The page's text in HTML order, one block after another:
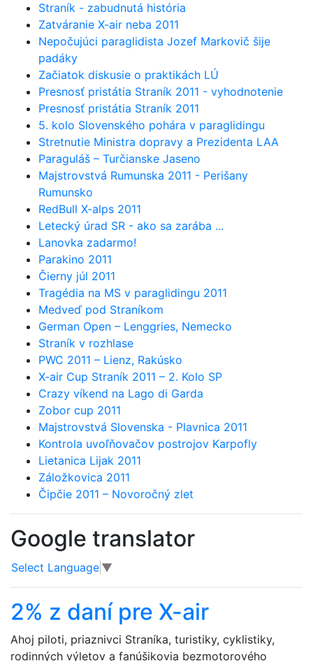
Straník - zabudnutá história
Zatváranie X-air neba 2011
Nepočujúci paraglidista Jozef Markovič šije
padáky
Začiatok diskusie o praktikách LÚ
Presnosť pristátia Straník 2011 - vyhodnotenie
Presnosť pristátia Straník 2011
5. kolo Slovenského pohára v paraglidingu
Stretnutie Ministra dopravy a Prezidenta LAA
Paraguláš – Turčianske Jaseno
Majstrovstvá Rumunska 2011 - Perišany
Rumunsko
RedBull X-alps 2011
Letecký úrad SR - ako sa zarába ...
Lanovka zadarmo!
Parakino 2011
Čierny júl 2011
Tragédia na MS v paraglidingu 2011
Medveď pod Straníkom
German Open – Lenggries, Nemecko
Straník v rozhlase
PWC 2011 – Lienz, Rakúsko
X-air Cup Straník 2011 – 2. Kolo SP
Crazy víkend na Lago di Garda
Zobor cup 2011
Majstrovstvá Slovenska - Plavnica 2011
Kontrola uvoľňovačov postrojov Karpofly
Lietanica Lijak 2011
Záložkovica 2011
Čipčie 2011 – Novoročný zlet
Google translator
Select Language ▼
2% z daní pre X-air
Ahoj piloti, priaznivci Straníka, turistiky, cyklistiky,
rodinných výletov a fanúšikovia bezmotorového